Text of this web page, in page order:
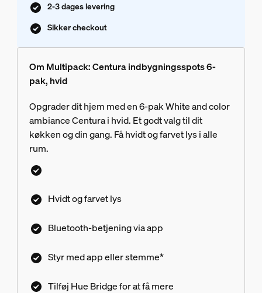
2-3 dages levering
Sikker checkout
Om Multipack: Centura indbygningsspots 6-
pak, hvid
Opgrader dit hjem med en 6-pak White and color
ambiance Centura i hvid. Et godt valg til dit
køkken og din gang. Få hvidt og farvet lys i alle
rum.
Hvidt og farvet lys
Bluetooth-betjening via app
Styr med app eller stemme*
Tilføj Hue Bridge for at få mere